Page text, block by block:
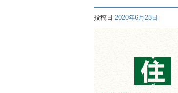
投稿日 2020年6月23日